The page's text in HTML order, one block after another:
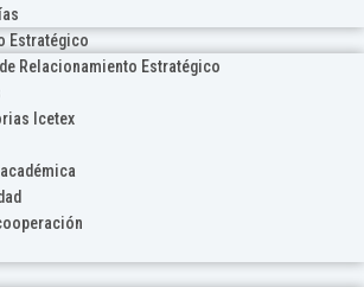
Estratégico
Relacionamiento Estratégico
Icetex